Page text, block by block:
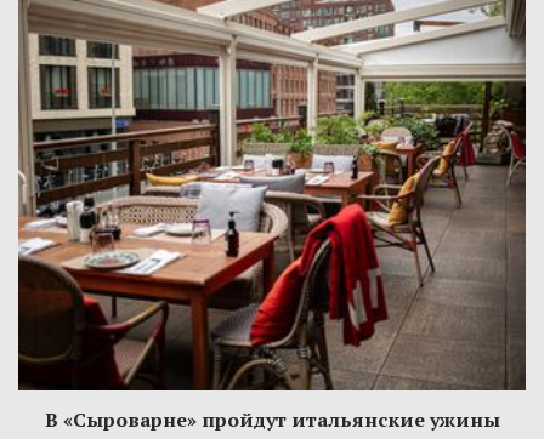
В «Сыроварне» пройдут итальянские ужины